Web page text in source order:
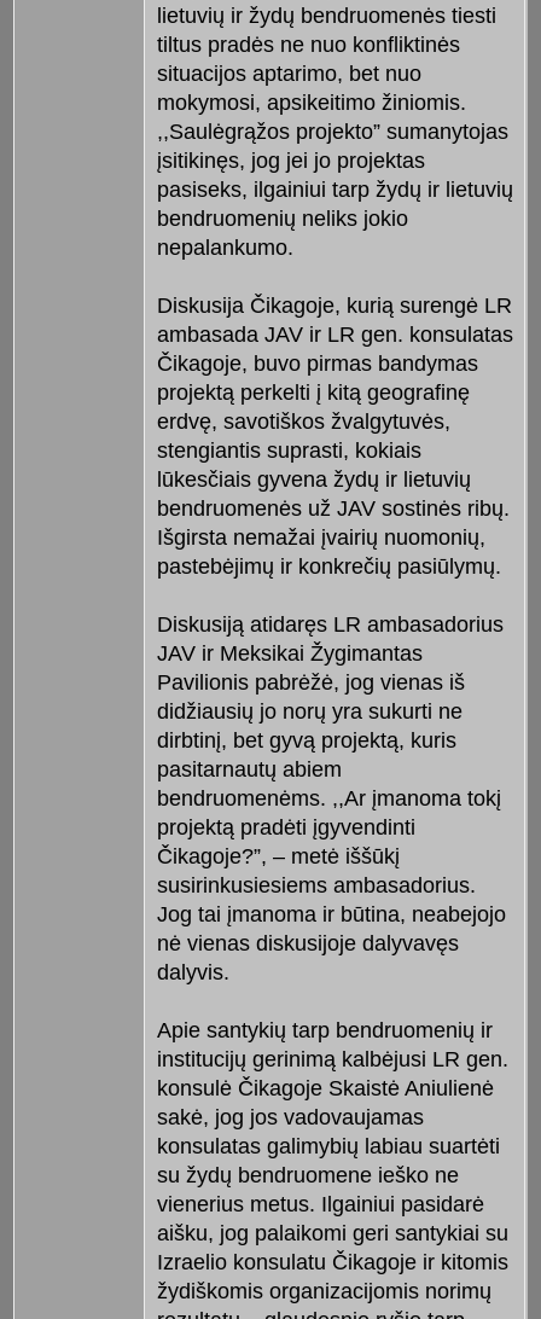
lietuvių ir žydų bendruomenės tiesti
tiltus pradės ne nuo konfliktinės
situacijos aptarimo, bet nuo
mokymosi, apsikeitimo žiniomis.
,,Saulėgrąžos projekto” sumanytojas
įsitikinęs, jog jei jo projektas
pasiseks, ilgainiui tarp žydų ir lietuvių
bendruomenių neliks jokio
nepalankumo.
Diskusija Čikagoje, kurią surengė LR
ambasada JAV ir LR gen. konsulatas
Čikagoje, buvo pirmas bandymas
projektą perkelti į kitą geografinę
erdvę, savotiškos žvalgytuvės,
stengiantis suprasti, kokiais
lūkesčiais gyvena žydų ir lietuvių
bendruomenės už JAV sostinės ribų.
Išgirsta nemažai įvairių nuomonių,
pastebėjimų ir konkrečių pasiūlymų.
Diskusiją atidaręs LR ambasadorius
JAV ir Meksikai Žygimantas
Pavilionis pabrėžė, jog vienas iš
didžiausių jo norų yra sukurti ne
dirbtinį, bet gyvą projektą, kuris
pasitarnautų abiem
bendruomenėms. ,,Ar įmanoma tokį
projektą pradėti įgyvendinti
Čikagoje?”, – metė iššūkį
susirinkusiesiems ambasadorius.
Jog tai įmanoma ir būtina, neabejojo
nė vienas diskusijoje dalyvavęs
dalyvis.
Apie santykių tarp bendruomenių ir
institucijų gerinimą kalbėjusi LR gen.
konsulė Čikagoje Skaistė Aniulienė
sakė, jog jos vadovaujamas
konsulatas galimybių labiau suartėti
su žydų bendruomene ieško ne
vienerius metus. Ilgainiui pasidarė
aišku, jog palaikomi geri santykiai su
Izraelio konsulatu Čikagoje ir kitomis
žydiškomis organizacijomis norimų